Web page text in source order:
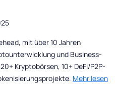
mit über 10 Jahren
und Business-
Kryptobörsen, 10+ DeFi/P2P-
Mehr lesen